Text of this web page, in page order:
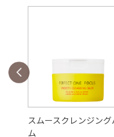
スムースクレンジング
ム